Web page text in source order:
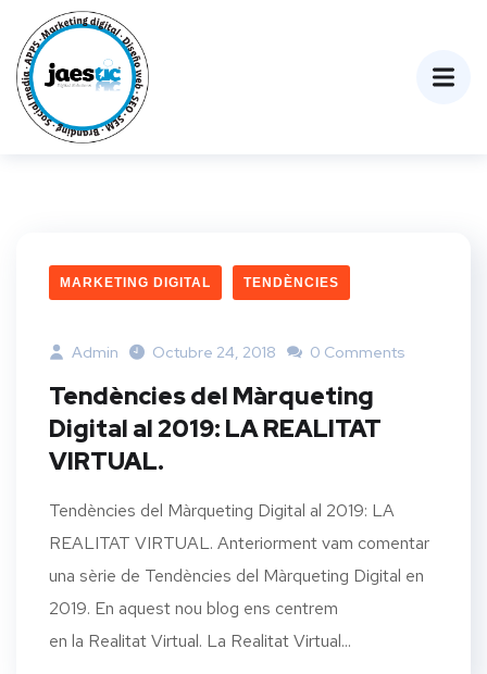
MARKETING DIGITAL TENDÈNCIES
Admin Octubre 24, 2018 0 Comments
Tendències del Màrqueting
Digital al 2019: LA REALITAT
VIRTUAL.
Tendències del Màrqueting Digital al 2019: LA
REALITAT VIRTUAL. Anteriorment vam comentar
una sèrie de Tendències del Màrqueting Digital en
2019. En aquest nou blog ens centrem
en la Realitat Virtual. La Realitat Virtual...